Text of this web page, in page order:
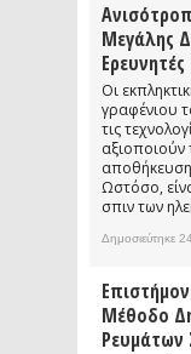
Μεγάλης
Οι
γραφένιου
τις
αξιοποιούν
Ωστόσο,
σπιν των
Δημοσιεύτηκε
Μέθοδο
Ρευμάτων